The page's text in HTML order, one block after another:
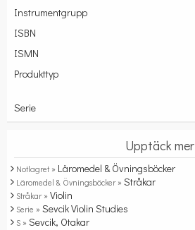
Instrumentgrupp
ISBN
ISMN
Produkttyp
Serie
Upptäck mer
Notlagret » Läromedel & Övningsböcker
Läromedel & Övningsböcker » Stråkar
Stråkar » Violin
Serie » Sevcik Violin Studies
S » Sevcik, Otakar